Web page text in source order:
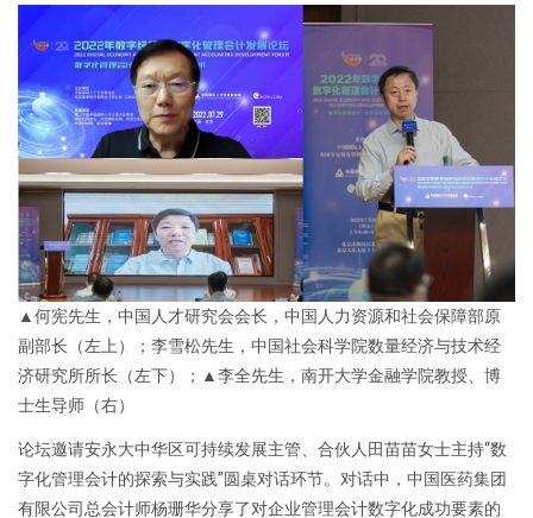
▲何宪先生，中国人才研究会会长，中国人力资源和社会保障部原
副部长（左上）；李雪松先生，中国社会科学院数量经济与技术经
济研究所所长（左下）；▲李全先生，南开大学金融学院教授、博
士生导师（右）
论坛邀请安永大中华区可持续发展主管、合伙人田苗苗女士主持“数
字化管理会计的探索与实践”圆桌对话环节。对话中，中国医药集团
有限公司总会计师杨珊华分享了对企业管理会计数字化成功要素的